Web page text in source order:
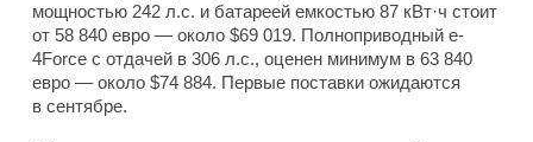
мощностью 242 л.с. и батареей емкостью 87 кВт·ч стоит
от 58 840 евро — около $69 019. Полноприводный e-
4Force с отдачей в 306 л.с., оценен минимум в 63 840
евро — около $74 884. Первые поставки ожидаются
в сентябре.